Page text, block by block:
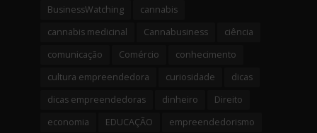
BusinessWatching
cannabis
cannabis medicinal
Cannabusiness
ciência
comunicação
Comércio
conhecimento
cultura empreendedora
curiosidade
dicas
dicas empreendedoras
dinheiro
Direito
economia
EDUCAÇÃO empreendedorismo